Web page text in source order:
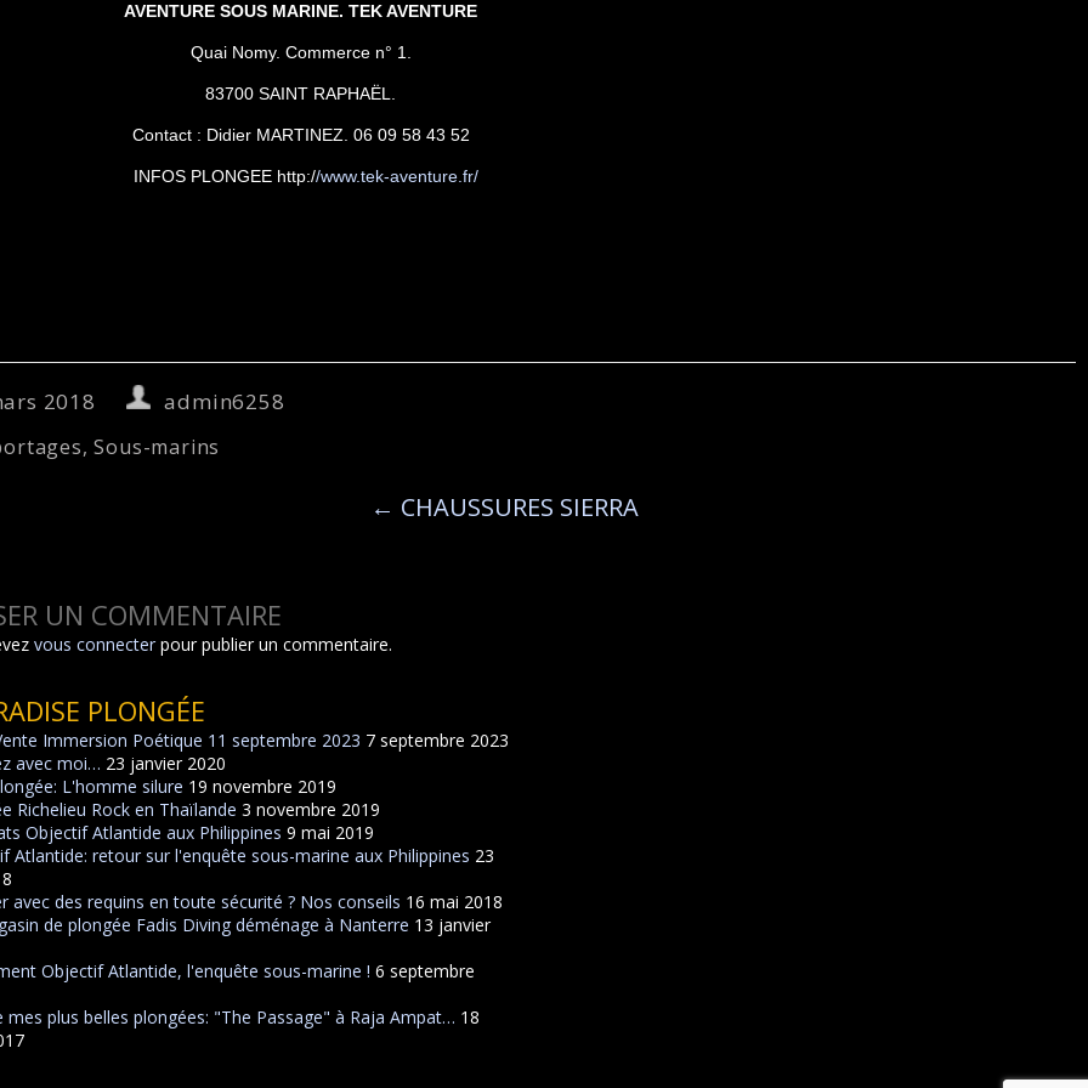
AVENTURE SOUS MARINE. TEK AVENTURE
Quai Nomy. Commerce n° 1.
83700 SAINT RAPHAËL.
Contact : Didier MARTINEZ. 06 09 58 43 52
INFOS PLONGEE http://www.tek-aventure.fr/
2018 admin6258
,Sous-marins
← CHAUSSURES SIERRA
UN COMMENTAIRE
vous connecterpour publier un commentaire.
PLONGÉE
Immersion Poétique 11 septembre 2023 7 septembre 2023
avec moi… 23 janvier 2020
L'homme silure 19 novembre 2019
Richelieu Rock en Thaïlande 3 novembre 2019
Objectif Atlantide aux Philippines 9 mai 2019
Atlantide: retour sur l'enquête sous-marine aux Philippines 23
avec des requins en toute sécurité ? Nos conseils 16 mai 2018
de plongée Fadis Diving déménage à Nanterre 13 janvier
Objectif Atlantide, l'enquête sous-marine ! 6 septembre
mes plus belles plongées: "The Passage" à Raja Ampat… 18